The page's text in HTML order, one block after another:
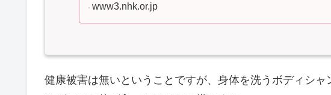
www3.nhk.or.jp
健康被害は無いということですが、身体を洗うボディシ